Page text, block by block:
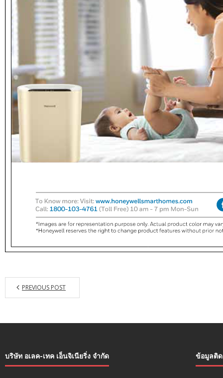
PREVIOUS POST
บริษัท อเลค-เทค เอ็นจิเนียริ่ง จำกัด ข้อมูลติ